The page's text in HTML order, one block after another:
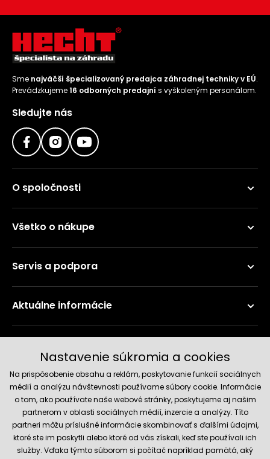
Sme najväčší špecializovaný predajca záhradnej techniky v EÚ.
Prevádzkujeme16 odborných predajní s vyškoleným personálom.
Sledujte nás
O spoločnosti
Všetko o nákupe
Servis a podpora
Aktuálne informácie
Spoľahlivý obchod
Nastavenie súkromia a cookies
Na prispôsobenie obsahu a reklám, poskytovanie funkcií sociálnych
médií a analýzu návštevnosti používame súbory cookie. Informácie
o tom, ako používate naše webové stránky, poskytujeme aj našim
partnerom v oblasti sociálnych médií, inzercie a analýzy. Títo
partneri môžu príslušné informácie skombinovať s ďalšími údajmi,
ktoré ste im poskytli alebo ktoré od vás získali, keď ste používali ich
služby. Vďaka týmto súborom si počítač napríklad pamätá, aký